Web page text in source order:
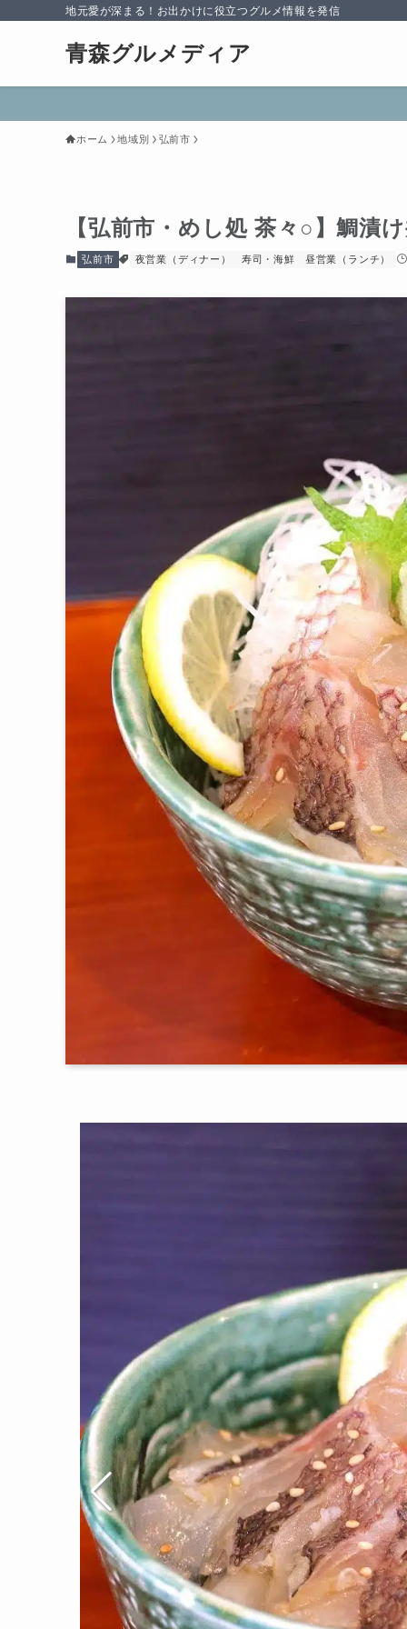
地元愛が深まる！お出かけに役立つグルメ情報を発信
青森グルメディア
ホーム 地域別 弘前市
【弘前市・めし処 茶々○】鯛漬
弘前市 夜営業（ディナー） 寿司・海鮮 昼営業（ランチ）